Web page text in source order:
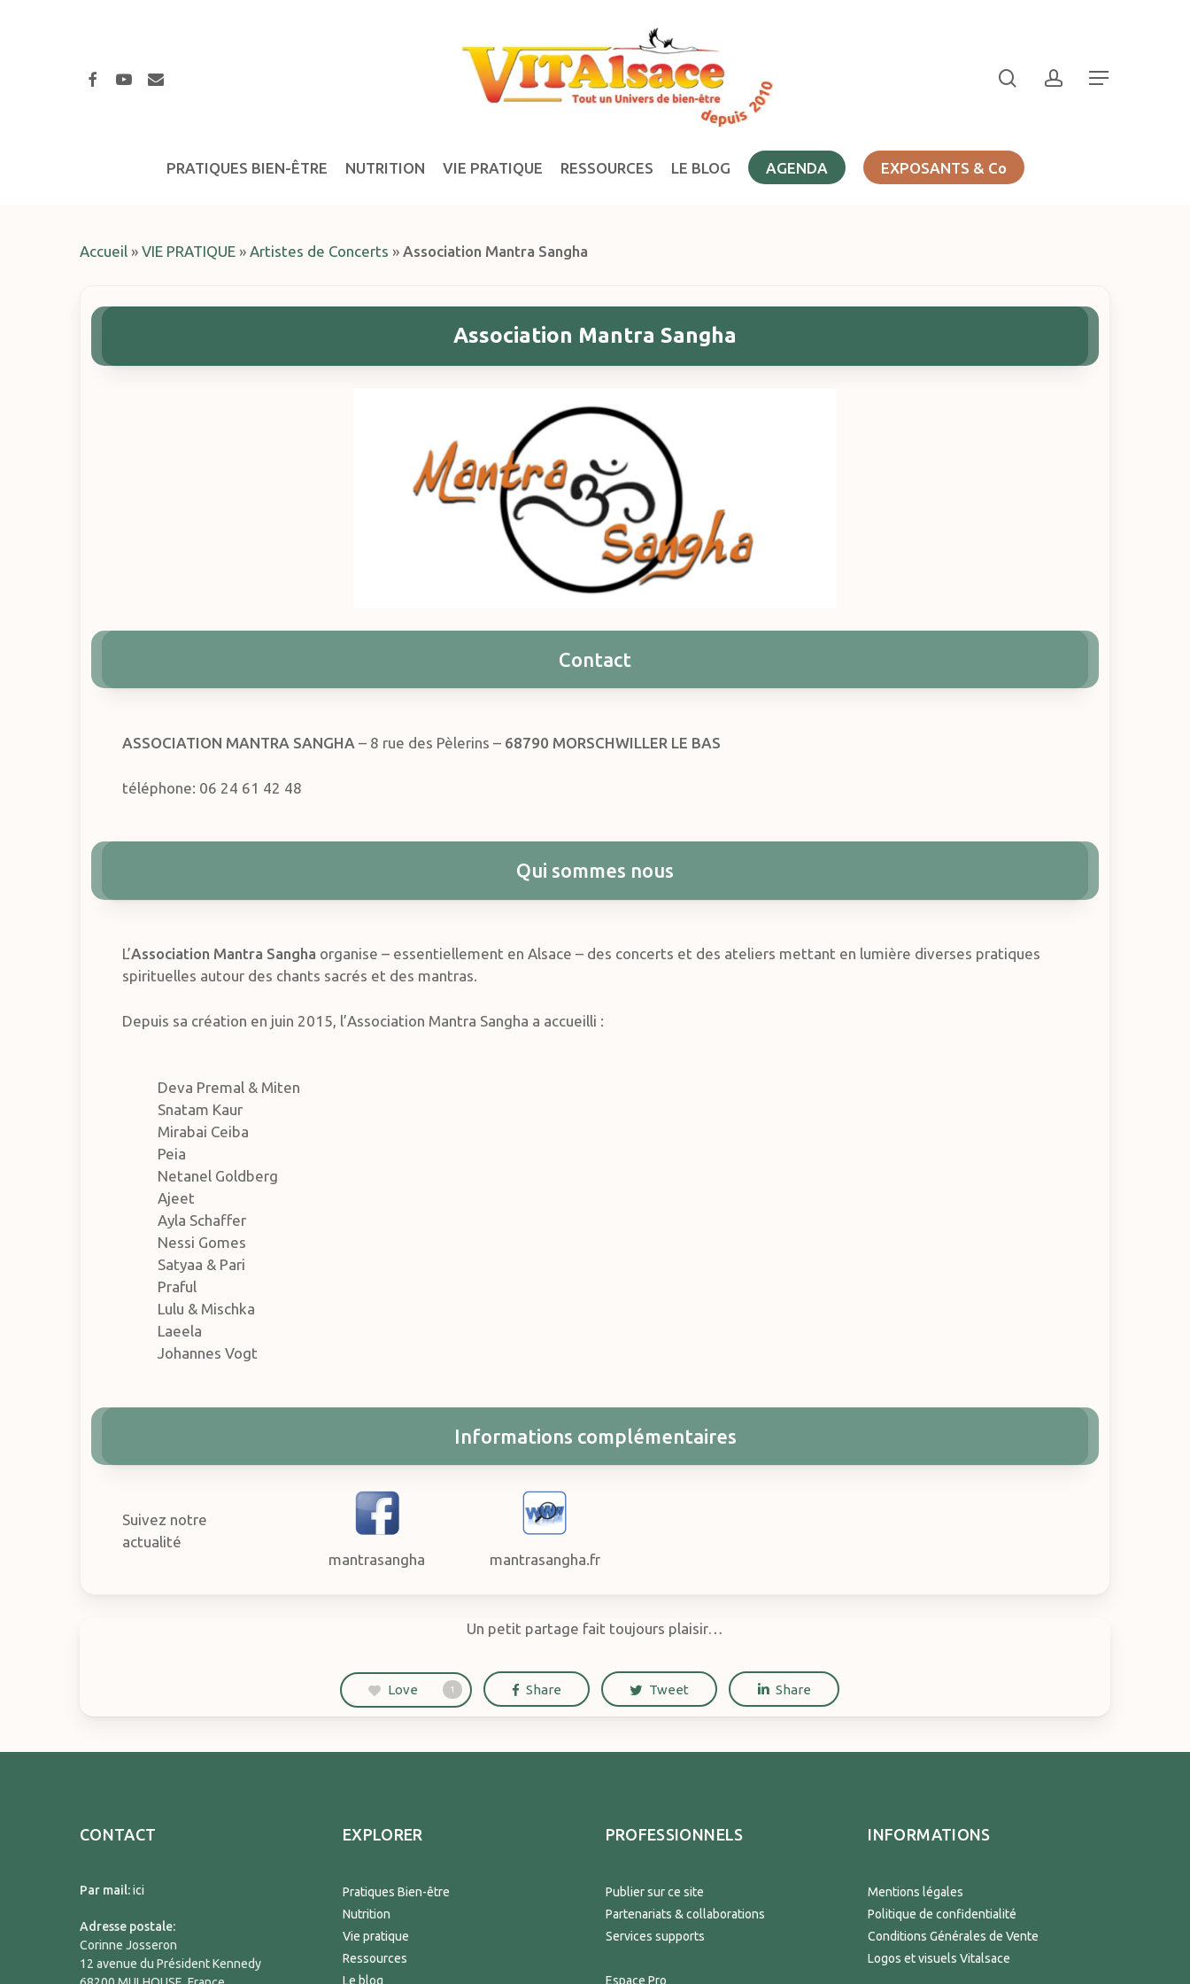
facebookyoutube
email Menu
PRATIQUES BIEN-ÊTRE NUTRITION VIE PRATIQUE RESSOURCES LE BLOG AGENDA EXPOSANTS & Co
Accueil » VIE PRATIQUE » Artistes de Concerts » Association Mantra Sangha
Association Mantra Sangha
Contact
ASSOCIATION MANTRA SANGHA – 8 rue des Pèlerins – 68790 MORSCHWILLER LE BAS
téléphone: 06 24 61 42 48
Qui sommes nous
L’Association Mantra Sangha organise – essentiellement en Alsace – des concerts et des ateliers mettant en lumière diverses pratiques
spirituelles autour des chants sacrés et des mantras.
Depuis sa création en juin 2015, l’Association Mantra Sangha a accueilli :
Deva Premal & Miten
Snatam Kaur
Mirabai Ceiba
Peia
Netanel Goldberg
Ajeet
Ayla Schaffer
Nessi Gomes
Satyaa & Pari
Praful
Lulu & Mischka
Laeela
Johannes Vogt
Informations complémentaires
Suivez notre
actualité
mantrasangha
mantrasangha.fr
Un petit partage fait toujours plaisir…
Love 1 Share Tweet Share
CONTACT
Par mail:ici
Adresse postale:
Corinne Josseron
12 avenue du Président Kennedy
EXPLORER
Pratiques Bien-être
Nutrition
Vie pratique
Ressources
Le blog
PROFESSIONNELS
Publier sur ce site
Partenariats & collaborations
Services supports
Espace Pro
INFORMATIONS
Mentions légales
Politique de confidentialité
Conditions Générales de Vente
Logos et visuels Vitalsace